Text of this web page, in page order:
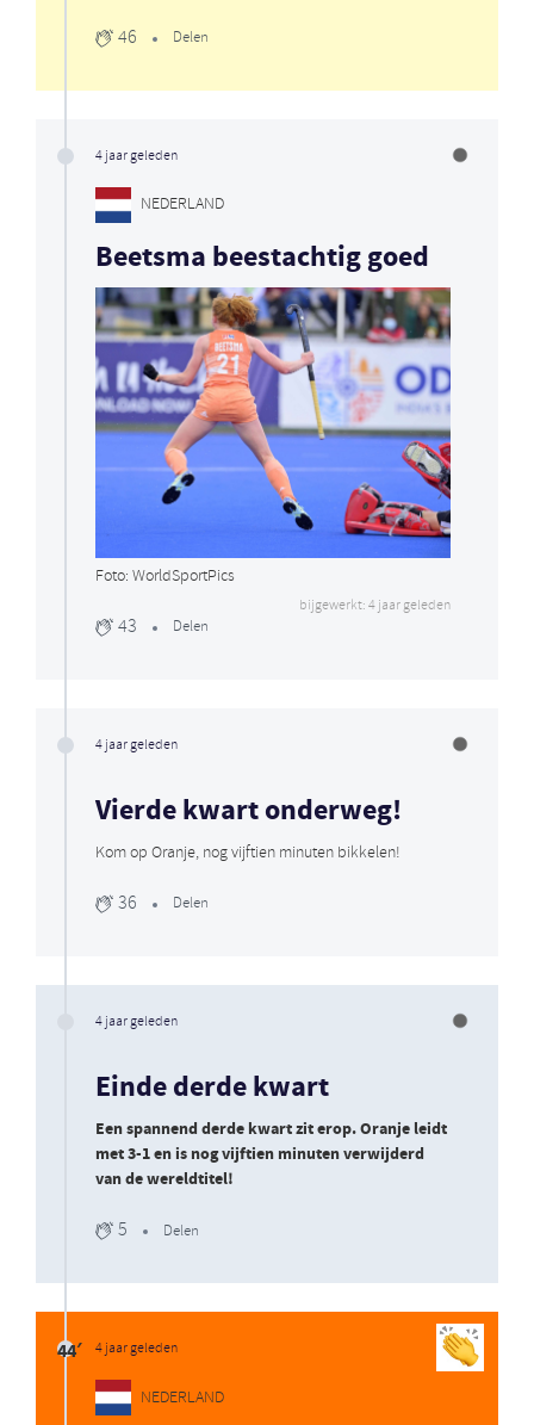
46 Delen
4 jaar geleden
NEDERLAND
Beetsma beestachtig goed
Foto: WorldSportPics
bijgewerkt: 4 jaar geleden
43 Delen
4 jaar geleden
Vierde kwart onderweg!
Kom op Oranje, nog vijftien minuten bikkelen!
36 Delen
4 jaar geleden
Einde derde kwart
Een spannend derde kwart zit erop. Oranje leidt
met 3-1 en is nog vijftien minuten verwijderd
van de wereldtitel!
5 Delen
44′ 4 jaar geleden
NEDERLAND